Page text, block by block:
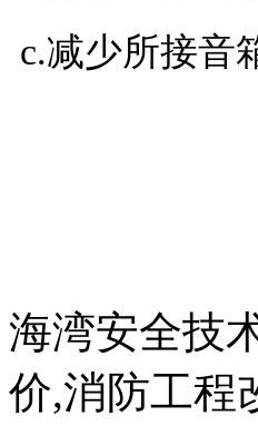
c.减少所接音
海湾安全技
价,消防工程